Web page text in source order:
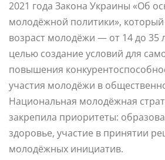
2021 года Закона Украины «Об
молодёжной политики»,
возраст молодёжи — от 14 до 35
целью создание условий для
повышения
участия молодёжи в
Национальная молодёжная
закрепила приоритеты:
здоровье, участие в принятии
молодёжных инициатив.